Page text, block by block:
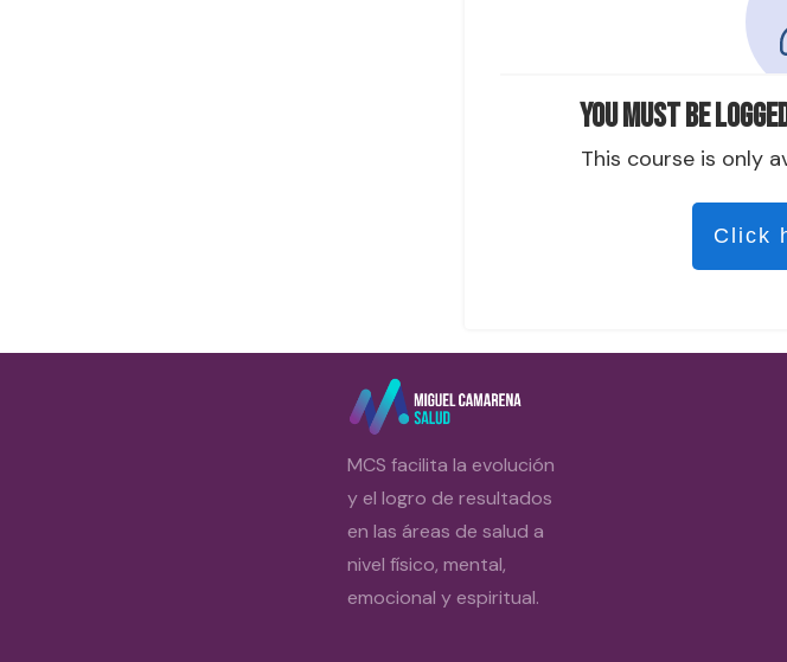
You must be
This course is only
Click
MCS facilita la evolución
y el logro de resultados
en las áreas de salud a
nivel físico, mental,
emocional y espiritual.